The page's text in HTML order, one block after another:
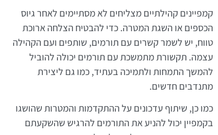
קמפיינים קהילתיים מצליחים לא מסתיימים לאחר גיוס
הכספים או השגת המטרה. כדי להבטיח הצלחה ארוכת
טווח, יש לשמר קשרים עם תורמים, שותפים ועם הקהילה
עצמה. תקשורת מתמשכת עם תורמים יכולה להוביל
להמשך התמחות ולתמיכה בעתיד, כמו גם ליצירת
מתנדבים חדשים.
כמו כן, שיתוף עדכונים על ההתקדמות והמטרות שהושגו
בקמפיין יכול להניע את התורמים להרגיש שהשקעתם